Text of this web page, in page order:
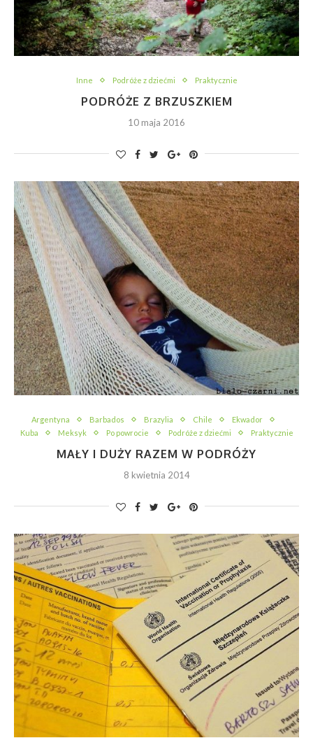
Inne Podróże z dziećmi Praktycznie
PODRÓŻE Z BRZUSZKIEM
10 maja 2016
Argentyna Barbados Brazylia Chile
Ekwador
Kuba
Meksyk Po powrocie Podróże z dziećmi Praktycznie
MAŁY I DUŻY RAZEM W PODRÓŻY
8 kwietnia 2014